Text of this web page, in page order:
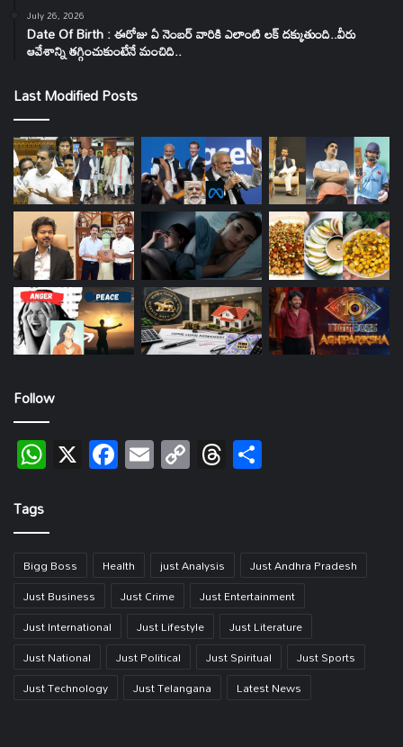
July 26, 2026
Date Of Birth : ఈరోజు ఏ నెంబర్ వారికి ఎలాంటి లక్ దక్కుతుంది..వీరు
ఆవేశాన్ని తగ్గించుకుంటేనే మంచిది..
Last Modified Posts
Follow
WhatsApp
X Facebook
EmailCopy
Link
Threads
Tags
Bigg Boss Health just Analysis
Just Andhra Pradesh
Just Business
Just Crime
Just Entertainment
Just International
Just Lifestyle
Just Literature
Just National
Just Political Just Spiritual
Just Sports
Just Technology
Just Telangana Latest News